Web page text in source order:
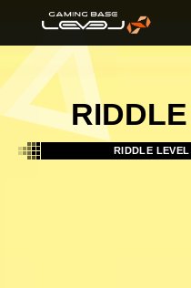
RIDDLE
RIDDLE LEVEL